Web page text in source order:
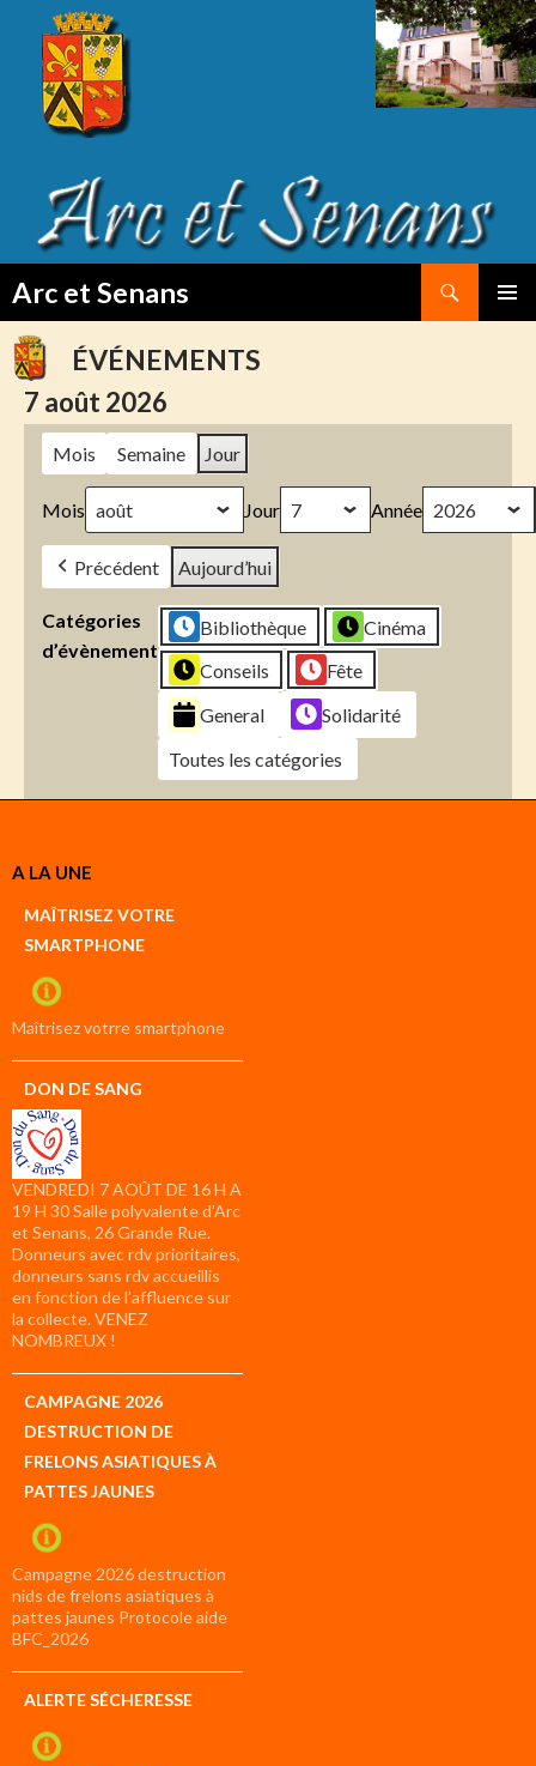
Arc et Senans
TO
CONTENTÉVÉNEMENTS
7 août 2026
Mois Semaine Jour
Mois Jour Année
Précédent Aujourd’hui
Catégories
d’évènement
Bibliothèque
Cinéma
Conseils
Fête
General
Solidarité
Toutes les catégories
Créer
compte
compte
A LA UNE
MAÎTRISEZ VOTRE
SMARTPHONE
Maîtrisez votrre smartphone
DON DE SANG
VENDREDI 7 AOÛT DE 16 H A
19 H 30 Salle polyvalente d’Arc
et Senans, 26 Grande Rue.
Donneurs avec rdv prioritaires,
donneurs sans rdv accueillis
en fonction de l’affluence sur
la collecte. VENEZ
NOMBREUX !
CAMPAGNE 2026
DESTRUCTION DE
FRELONS ASIATIQUES À
PATTES JAUNES
Campagne 2026 destruction
nids de frelons asiatiques à
pattes jaunes Protocole aide
BFC_2026
ALERTE SÉCHERESSE